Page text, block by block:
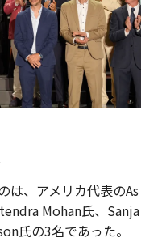
は、アメリカ代表のAs
Mohan氏、Sanja
氏の3名であった。